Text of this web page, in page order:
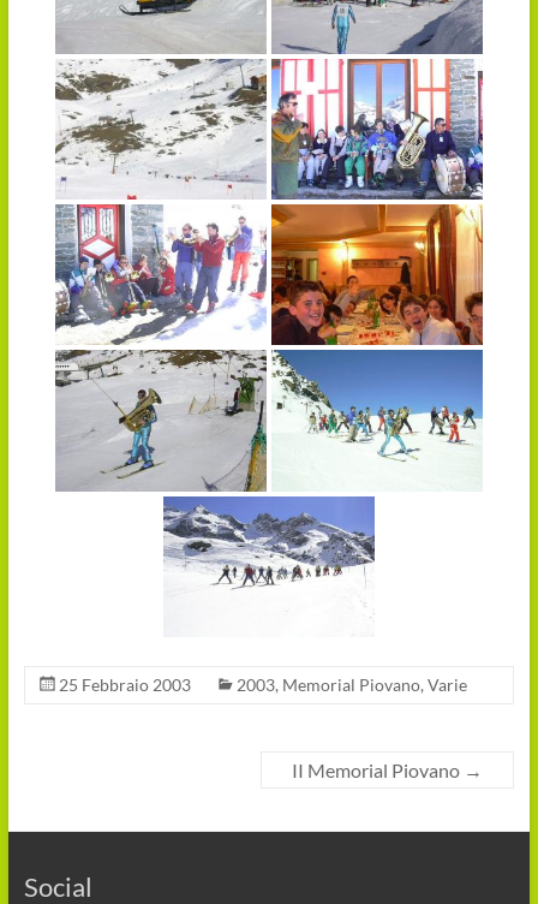
25 Febbraio 2003 2003, Memorial Piovano, Varie
II Memorial Piovano →
Social